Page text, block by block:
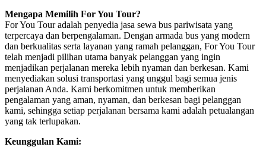
Mengapa Memilih For You Tour?
For You Tour adalah penyedia jasa sewa bus pariwisata yang
terpercaya dan berpengalaman. Dengan armada bus yang modern
dan berkualitas serta layanan yang ramah pelanggan, For You Tour
telah menjadi pilihan utama banyak pelanggan yang ingin
menjadikan perjalanan mereka lebih nyaman dan berkesan. Kami
menyediakan solusi transportasi yang unggul bagi semua jenis
perjalanan Anda. Kami berkomitmen untuk memberikan
pengalaman yang aman, nyaman, dan berkesan bagi pelanggan
kami, sehingga setiap perjalanan bersama kami adalah petualangan
yang tak terlupakan.
Keunggulan Kami: